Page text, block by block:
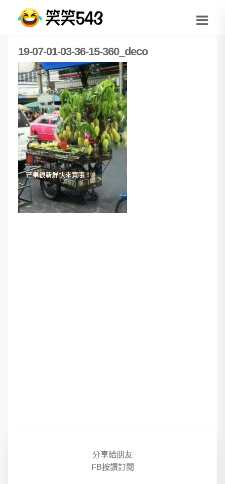
19-07-01-03-36-15-360_deco
分享給朋友
FB按讚訂閱